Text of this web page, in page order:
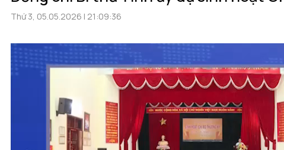
Thứ 3, 05.05.2026 | 21:09:36